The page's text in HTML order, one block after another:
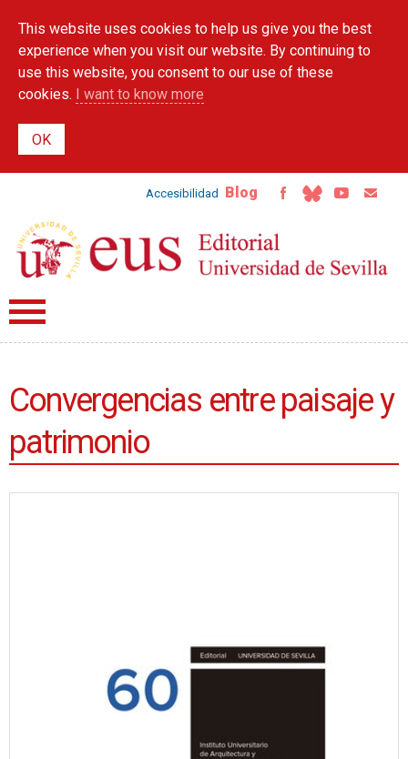
main
content
This website uses cookies to help us give you the best
experience when you visit our website. By continuing to
use this website, you consent to our use of these
cookies. I want to know more
Accesibilidad Blog
Convergencias entre paisaje y
patrimonio